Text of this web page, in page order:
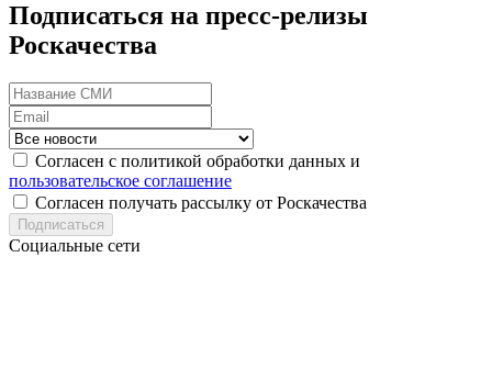
Подписаться на пресс-релизы
Роскачества
Согласен с политикой обработки данных и
пользовательское соглашение
Согласен получать рассылку от Роскачества
Подписаться
Социальные сети